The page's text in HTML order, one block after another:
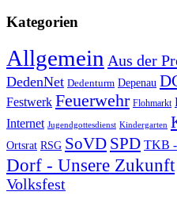
Kategorien
Allgemein Aus der
DedenNet Dedenturm Depenau
Festwerk Feuerwehr Flohmarkt
Internet Jugendgottesdienst Kindergarten
Ortsrat RSG SoVD SPD TKB -
Dorf - Unsere Zukunft
Volksfest